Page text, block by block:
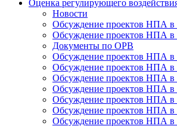
Оценка регулирующего
Новости
Обсуждение проектов НПА в
Обсуждение проектов НПА в
Документы по ОРВ
Обсуждение проектов НПА в
Обсуждение проектов НПА в
Обсуждение проектов НПА в
Обсуждение проектов НПА в
Обсуждение проектов НПА в
Обсуждение проектов НПА в
Обсуждение проектов НПА в